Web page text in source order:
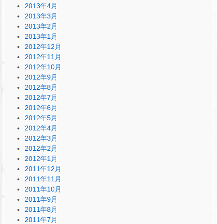
2013年4月
2013年3月
2013年2月
2013年1月
2012年12月
2012年11月
2012年10月
2012年9月
2012年8月
2012年7月
2012年6月
2012年5月
2012年4月
2012年3月
2012年2月
2012年1月
2011年12月
2011年11月
2011年10月
2011年9月
2011年8月
2011年7月